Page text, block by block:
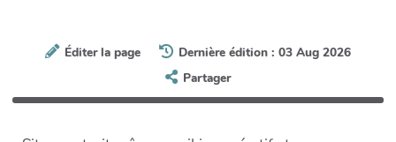
Éditer la page
Dernière édition : 03 Aug 2026
Partager